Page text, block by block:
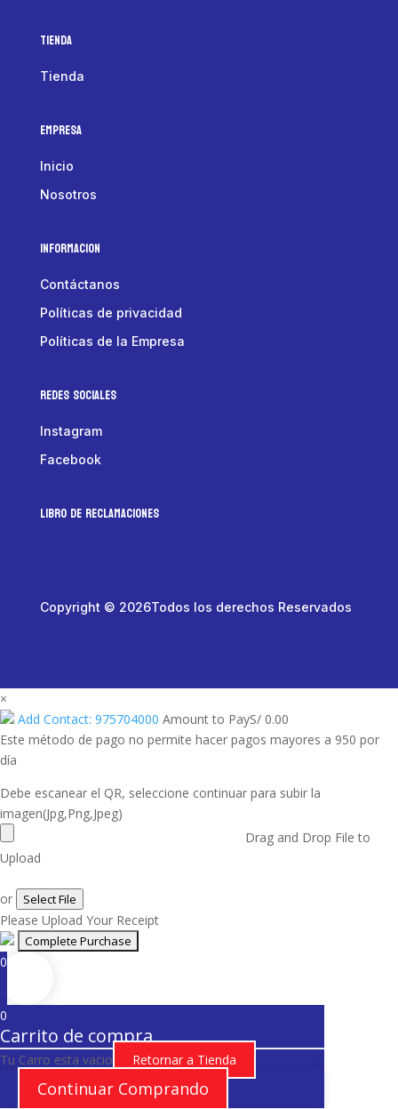
Tienda
Tienda
Empresa
Inicio
Nosotros
Informacion
Contáctanos
Políticas de privacidad
Políticas de la Empresa
Redes Sociales
Instagram
Facebook
LIBRO DE RECLAMACIONES
Copyright © 2026Todos los derechos Reservados
×
Add Contact: 975704000 Amount to PayS/ 0.00
Este método de pago no permite hacer pagos mayores a 950 por
día
Debe escanear el QR, seleccione continuar para subir la
imagen(Jpg,Png,Jpeg)
Drag and Drop File to
Upload
or Select File
Please Upload Your Receipt
0
0
Carrito de compra
Tu Carro esta vacio Retornar a Tienda
Continuar Comprando